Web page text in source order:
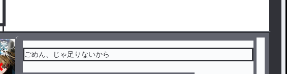
完
結
ごめん、じゃ足りないから